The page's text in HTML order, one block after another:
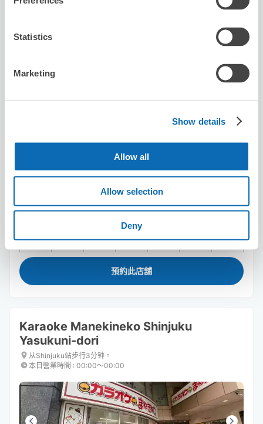
Statistics
Marketing
Show details
Allow all
Allow selection
Deny
Savian Hair garelly
本日營業時間
trusted
10
8/11二
預約此店舖
Karaoke Manekineko Shinjuku
Yasukuni-dori
从Shinjuku站步行3分钟。
本日營業時間 : 00:00〜00:00